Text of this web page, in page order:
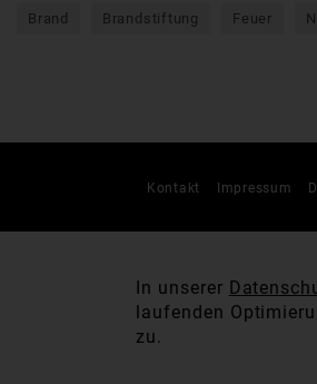
Brand Brandstiftung Feuer
Kontakt Impressum
In unserer
laufenden
zu.